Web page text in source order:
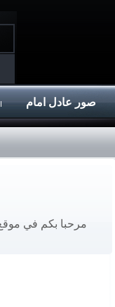
صور عادل امام
مرحبا بكم في